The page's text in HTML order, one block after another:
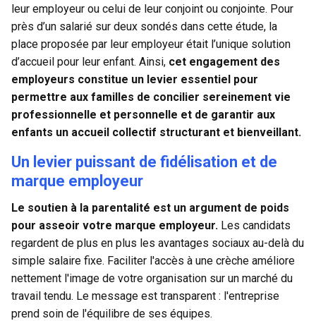
leur employeur ou celui de leur conjoint ou conjointe. Pour
près d’un salarié sur deux sondés dans cette étude, la
place proposée par leur employeur était l’unique solution
d’accueil pour leur enfant. Ainsi, cet engagement des
employeurs constitue un levier essentiel pour
permettre aux familles de concilier sereinement vie
professionnelle et personnelle et de garantir aux
enfants un accueil collectif structurant et bienveillant.
Un levier puissant de fidélisation et de
marque employeur
Le soutien à la parentalité est un argument de poids
pour asseoir votre marque employeur. Les candidats
regardent de plus en plus les avantages sociaux au-delà du
simple salaire fixe. Faciliter l'accès à une crèche améliore
nettement l'image de votre organisation sur un marché du
travail tendu. Le message est transparent : l'entreprise
prend soin de l'équilibre de ses équipes.